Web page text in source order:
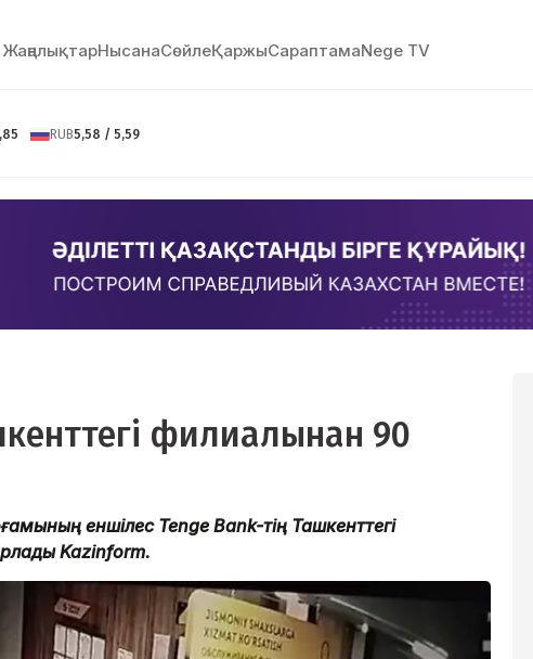
ЖаңалықтарНысанаСөйлeҚаржыСараптамаNege TV
RUB5,58 / 5,59
филиалынан 90
еншілес Tenge Bank-тің Ташкенттегі
Kazinform.